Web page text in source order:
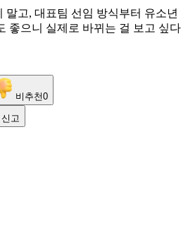
말고, 대표팀 선임 방식부터 유소년
좋으니 실제로 바뀌는 걸 보고 싶다
비추천0
신고